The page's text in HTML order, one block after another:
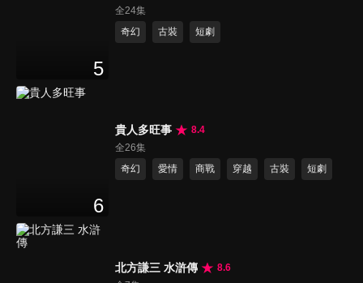
5
全24集
奇幻
古裝 短劇
6
貴人多旺事
8.4
全26集
奇幻
愛情 商戰 穿越 古裝 短劇
北方謙三 水滸傳
8.6